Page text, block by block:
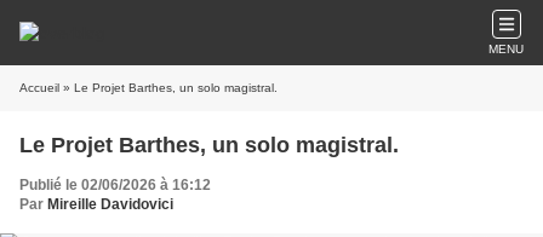
MENU
Accueil » Le Projet Barthes, un solo magistral.
Le Projet Barthes, un solo magistral.
Publié le 02/06/2026 à 16:12
Par Mireille Davidovici